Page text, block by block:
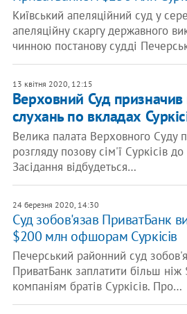
Київський апеляційний суд у
апеляційну скаргу державного
чинною постанову судді
13 квітня 2020, 12:15
Верховний Суд призначив
слухань по вкладах
Велика палата Верховного Суду
розгляду позову сім'ї Суркісів
Засідання відбудеться…
24 березня 2020, 14:30
Суд зобов'язав ПриватБанк
$200 млн офшорам Суркісів
Печерський районний суд
ПриватБанк заплатити більш
компаніям братів Суркісів. Про…